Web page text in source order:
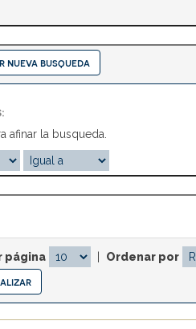
nueva busqueda
afinar la busqueda.
página Ordenar por